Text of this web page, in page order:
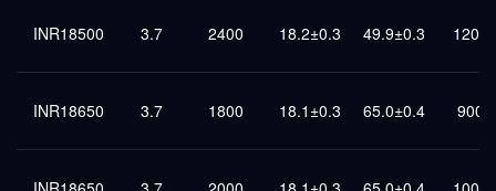
INR18500 3.7 2400 18.2±0.3 49.9±0.3 1200
INR18650 3.7 1800 18.1±0.3 65.0±0.4 900